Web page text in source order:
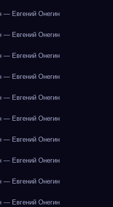
— Евгений Онегин
— Евгений Онегин
— Евгений Онегин
— Евгений Онегин
— Евгений Онегин
— Евгений Онегин
— Евгений Онегин
— Евгений Онегин
— Евгений Онегин
— Евгений Онегин